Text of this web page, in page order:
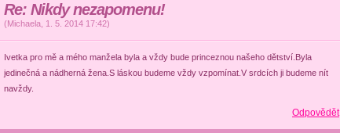
Re: Nikdy nezapomenu!
(Michaela 1. 5. 2014 17:42)
Ivetka pro mě a mého manžela byla a vždy bude princeznou našeho dětství.Byla
jedinečná a nádherná žena.S láskou budeme vždy vzpomínat.V srdcích ji budeme nít
navždy.
Odpovědět